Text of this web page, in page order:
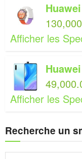
Afficher les
Afficher les
Recherche un